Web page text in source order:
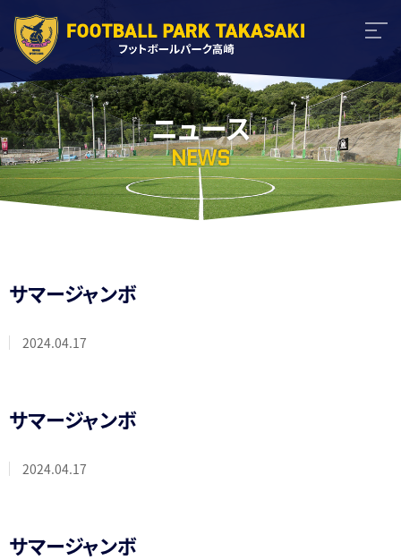
ニュース
NEWS
サマージャンボ
2024.04.17
サマージャンボ
2024.04.17
サマージャンボ